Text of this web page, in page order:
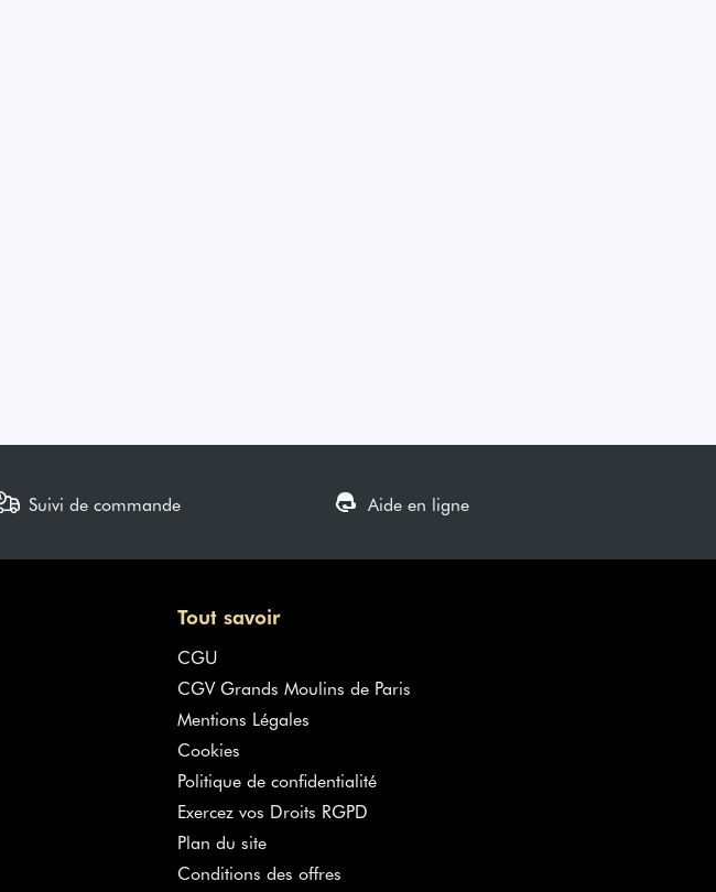
Suivi de commande Aide en ligne
Tout savoir
CGU
CGV Grands Moulins de Paris
Mentions Légales
Cookies
Politique de confidentialité
Exercez vos Droits RGPD
Plan du site
Conditions des offres